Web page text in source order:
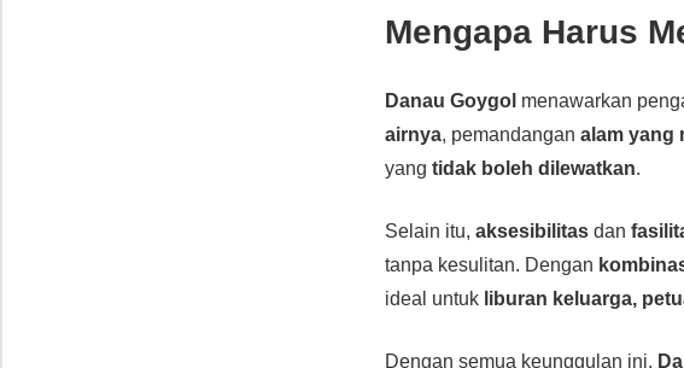
Mengapa Harus
Danau Goygol menawarkan
airnya, pemandanganalam yang
yangtidak boleh dilewatkan.
Selain itu,aksesibilitas dan
tanpa kesulitan. Dengan
ideal untuk liburan keluarga,
Dengan semua keunggulan ini,